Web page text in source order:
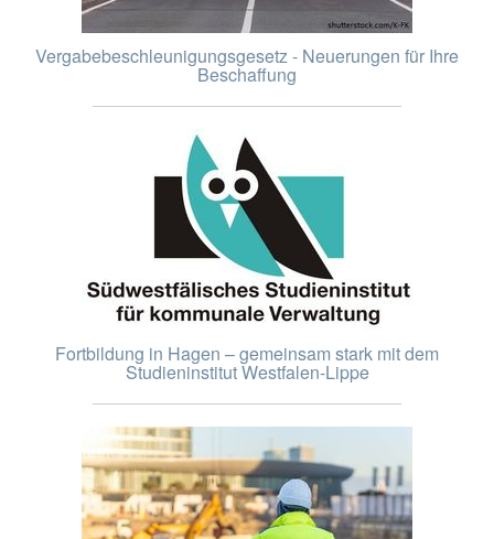
Vergabebeschleunigungsgesetz - Neuerungen für Ihre
Beschaffung
Fortbildung in Hagen – gemeinsam stark mit dem
Studieninstitut Westfalen-Lippe